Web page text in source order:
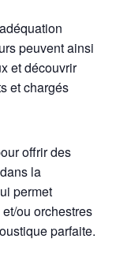
peuvent ainsi
et découvrir
et chargés
offrir des
la
permet
ou orchestres
parfaite.